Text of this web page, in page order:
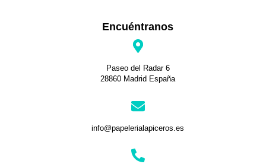
Encuéntranos
Paseo del Radar 6
28860 Madrid España
info@papelerialapiceros.es